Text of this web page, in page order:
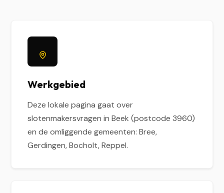
Werkgebied
Deze lokale pagina gaat over
slotenmakersvragen in Beek (postcode 3960)
en de omliggende gemeenten: Bree,
Gerdingen, Bocholt, Reppel.